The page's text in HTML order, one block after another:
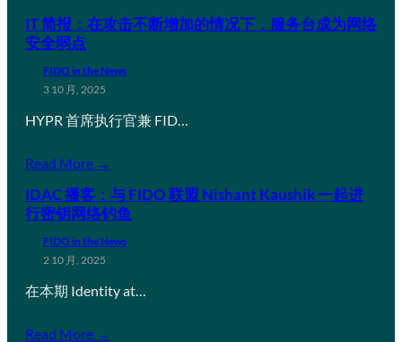
IT 简报：在攻击不断增加的情况下，服务台成为网络
安全弱点
FIDO in the News
3 10 月, 2025
HYPR 首席执行官兼 FID…
Read More →
IDAC 播客：与 FIDO 联盟 Nishant Kaushik 一起进
行密钥网络钓鱼
FIDO in the News
2 10 月, 2025
在本期 Identity at…
Read More →